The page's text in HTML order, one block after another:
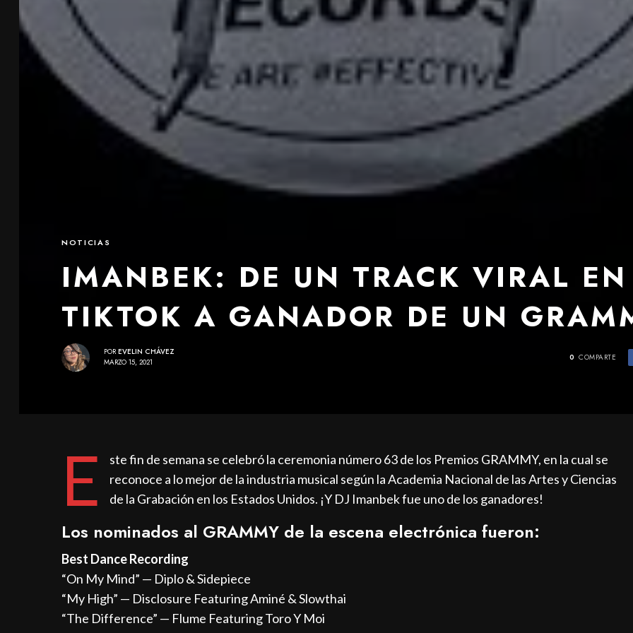
NOTICIAS
IMANBEK: DE UN TRACK VIRAL EN
TIKTOK A GANADOR DE UN
POR EVELIN CHÁVEZ
MARZO 15, 2021
0 COMPARTE
E
ste fin de semana se celebró la ceremonia número 63 de los Premios GRAMMY, en la cual se
reconoce a lo mejor de la industria musical según la Academia Nacional de las Artes y Ciencias
de la Grabación en los Estados Unidos. ¡Y DJ Imanbek fue uno de los ganadores!
Los nominados al GRAMMY de la escena electrónica fueron:
Best Dance Recording
“On My Mind” — Diplo & Sidepiece
“My High” — Disclosure Featuring Aminé & Slowthai
“The Difference” — Flume Featuring Toro Y Moi